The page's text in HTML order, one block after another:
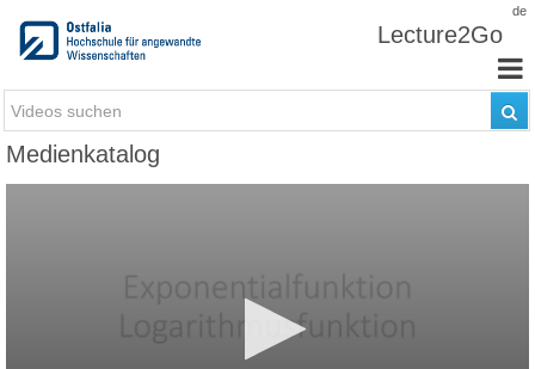
de
Lecture2Go
Medienkatalog